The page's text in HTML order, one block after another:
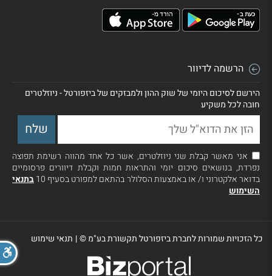
הרשמה לדיוור
הירשם לסיכום היומי של שוק ההון ולמבזקים של ביזפורטל - ניוזלטרים
חובה לכל משקיע
אני מאשר קבלת שני ניוזלטרים, אשר כל אחד מהווה רשימת תפוצה
נפרדת, בנושאים סיכום יומי והתראות חמות וקבלת דיוורים פרסומיים
בדואר אלקטרוני ו/ או באמצעות הסלולר בהתאם למפורט בסעיף 10
בתנאי
השימוש
כל הזכויות שמורות לחברת ביזפורטל תקשורת בע"מ ©| תנאי שימוש